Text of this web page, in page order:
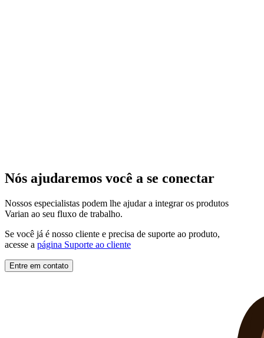
Nós ajudaremos você a se conectar
Nossos especialistas podem lhe ajudar a integrar os produtos
Varian ao seu fluxo de trabalho.
Se você já é nosso cliente e precisa de suporte ao produto,
acesse a página Suporte ao cliente
Entre em contato